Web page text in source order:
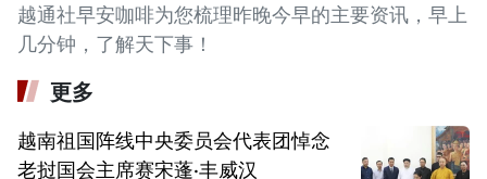
越通社早安咖啡为您梳理昨晚今早的主要资讯，早上
几分钟，了解天下事！
更多
越南祖国阵线中央委员会代表团悼念
老挝国会主席赛宋蓬·丰威汉